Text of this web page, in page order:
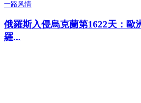
一路风情
俄羅斯入侵烏克蘭第1622天：歐
羅...